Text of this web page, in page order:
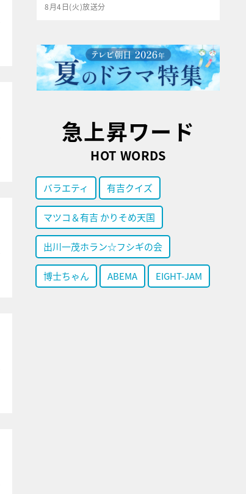
8月4日(火)放送分
急上昇ワード
HOT WORDS
バラエティ 有吉クイズ
マツコ＆有吉 かりそめ天国
出川一茂ホラン☆フシギの会
博士ちゃん ABEMA EIGHT-JAM